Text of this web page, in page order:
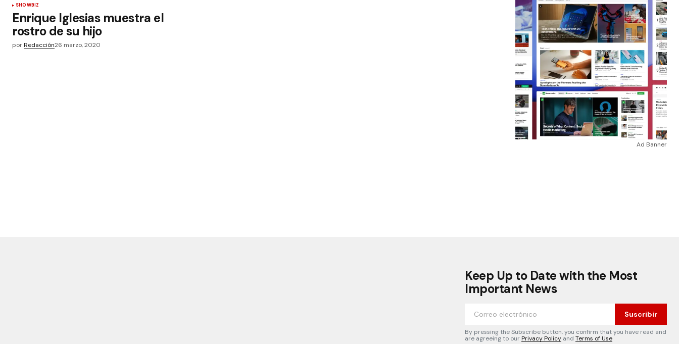
SHOWBIZ
Enrique Iglesias muestra el
rostro de su hijo
porRedacción26 marzo, 2020
Ad Banner
Keep Up to Date with the Most
Important News
Suscribir
By pressing the Subscribe button, you confirm that you have read and
are agreeing to ourPrivacy Policy and Terms of Use